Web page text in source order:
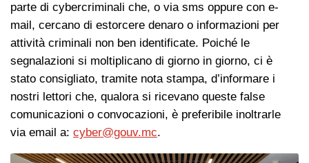
parte di cybercriminali che, o via sms oppure con e-
mail, cercano di estorcere denaro o informazioni per
attività criminali non ben identificate. Poiché le
segnalazioni si moltiplicano di giorno in giorno, ci è
stato consigliato, tramite nota stampa, d’informare i
nostri lettori che, qualora si ricevano queste false
comunicazioni o convocazioni, è preferibile inoltrarle
via email a: cyber@gouv.mc.